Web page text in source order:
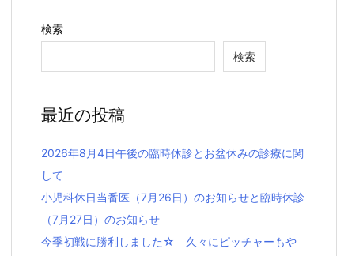
検索
検索
最近の投稿
2026年8月4日午後の臨時休診とお盆休みの診療に関
して
小児科休日当番医（7月26日）のお知らせと臨時休診
（7月27日）のお知らせ
今季初戦に勝利しました☆ 久々にピッチャーもや